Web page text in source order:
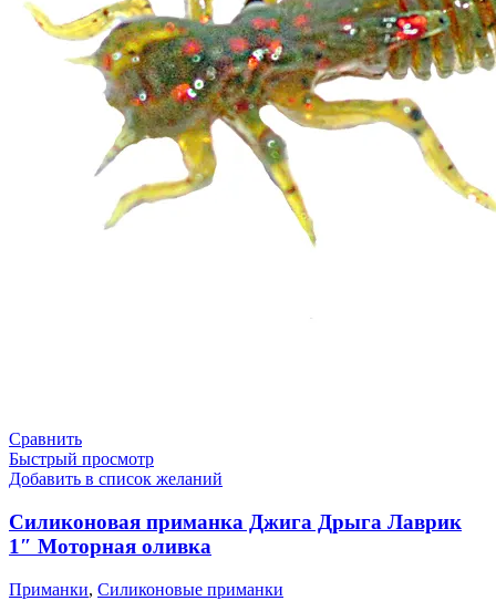
Сравнить
Быстрый просмотр
Добавить в список желаний
Силиконовая приманка Джига Дрыга Лаврик
1″ Моторная оливка
Приманки, Силиконовые приманки